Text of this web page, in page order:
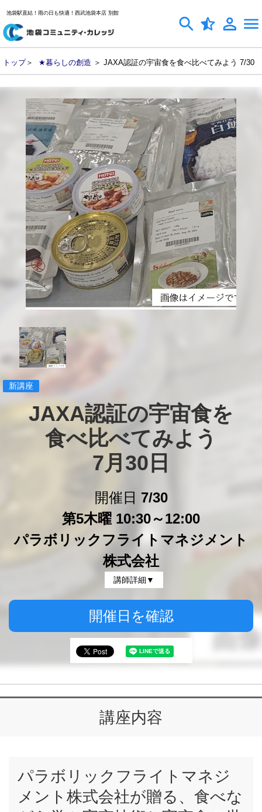
池袋駅直結！雨の日も快適！西武池袋本店 別館
トップ＞ ★暮らしの創造 ＞ JAXA認証の宇宙食を食べ比べてみよう 7/30
新講座
JAXA認証の宇宙食を
食べ比べてみよう
7月30日
開催日 7/30
第5木曜 10:30～12:00
パラボリックフライトマネジメント
株式会社
講師詳細▼
開催日を確認
講座内容
パラボリックフライトマネジ
メント株式会社が贈る、食べな